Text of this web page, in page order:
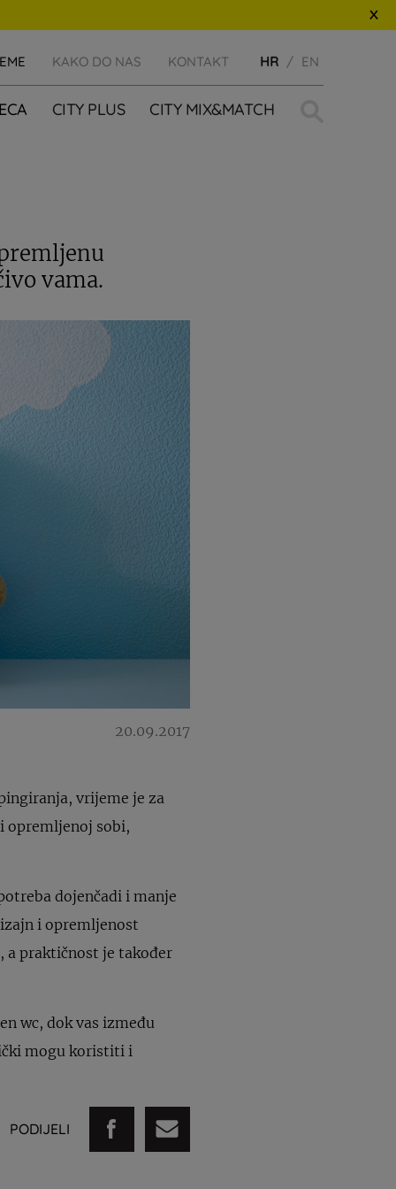
KAKO DO NAS KONTAKT HR EN
CITY PLUS CITY MIX&MATCH
vama.
20.09.2017
vrijeme je za
opremljenoj sobi,
dojenčadi i manje
i opremljenost
a praktičnost je također
wc, dok vas između
mogu koristiti i
PODIJELI